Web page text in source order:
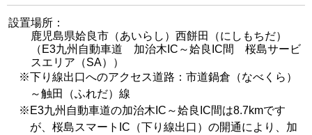
設置場所：
鹿児島県姶良市（あいらし）西餅田（にしもちだ）
（E3九州自動車道 加治木IC～姶良IC間 桜島サービ
スエリア（SA））
※下り線出口へのアクセス道路：市道鍋倉（なべくら）
～触田（ふれだ）線
※ E3九州自動車道の加治木IC～姶良IC間は8.7kmです
が、桜島スマートIC（下り線出口）の開通により、加